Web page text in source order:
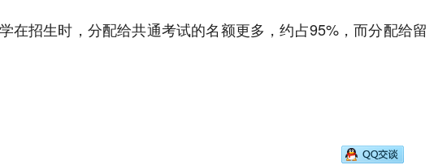
招生时，分配给共通考试的名额更多，约占95%，而分配给留